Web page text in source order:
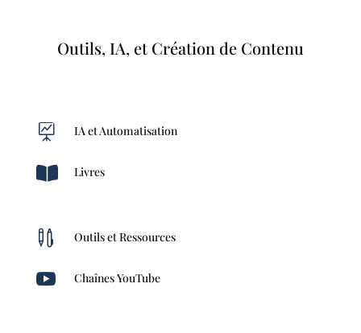
Outils, IA, et Création de Contenu
 IA et Automatisation
 Livres
 Outils et Ressources
 Chaînes YouTube